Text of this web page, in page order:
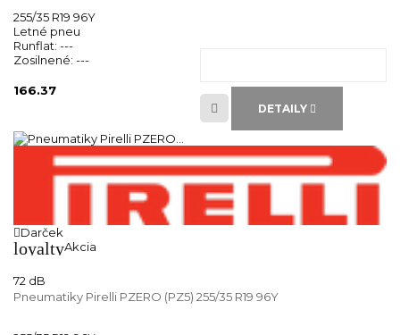
255/35 R19 96Y
Letné pneu
Runflat: ---
Zosilnené: ---
166.37
DETAILY
Darček
loyaltyAkcia
72 dB
Pneumatiky Pirelli PZERO (PZ5) 255/35 R19 96Y